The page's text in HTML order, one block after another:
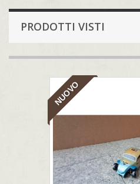
PRODOTTI VISTI
NUOVO